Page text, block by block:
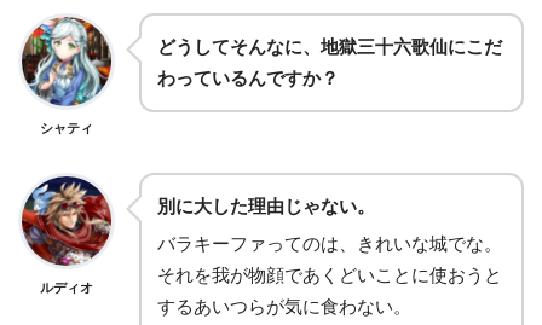
シャティ
どうしてそんなに、地獄三十六歌仙にこだ
わっているんですか？
ルディオ
別に大した理由じゃない。
バラキーファってのは、きれいな城でな。
それを我が物顔であくどいことに使おうと
するあいつらが気に食わない。